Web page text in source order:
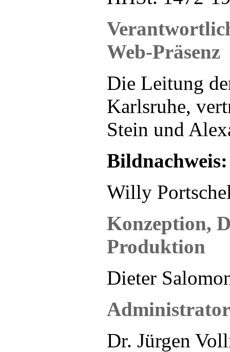
Web-Präsenz
Die Leitung
Karlsruhe,
Stein und
Bildnachweis:
Willy
Konzeption,
Produktion
Dieter
Administrator
Dr. Jürgen